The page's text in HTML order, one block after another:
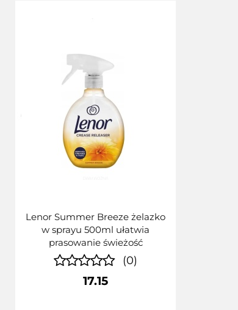
Lenor Summer Breeze żelazko
w sprayu 500ml ułatwia
prasowanie świeżość
(0)
17.15